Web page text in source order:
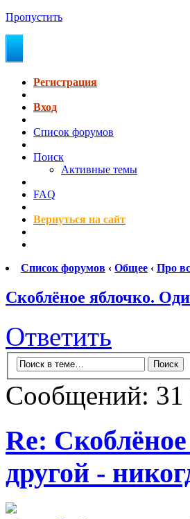
Пропустить
Регистрация
Вход
Список форумов
Поиск
Активные темы
FAQ
Вернуться на сайт
Список форумов ‹ Общее ‹ Про
Скоблёное яблочко.
Ответить
Сообщений: 31
Re:
другой -